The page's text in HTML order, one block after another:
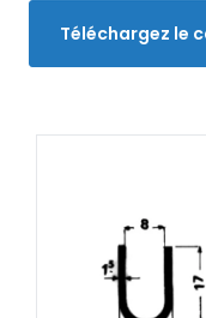
Téléchargez le